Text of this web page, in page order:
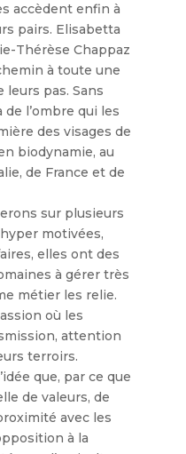
accèdent enfin à
pairs. Elisabetta
Thérèse Chappaz
à toute une
pas. Sans
l’ombre qui les
des visages de
biodynamie, au
de France et de
sur plusieurs
motivées,
elles ont des
à gérer très
métier les relie.
où les
attention
terroirs.
que, par ce que
de valeurs, de
avec les
à la